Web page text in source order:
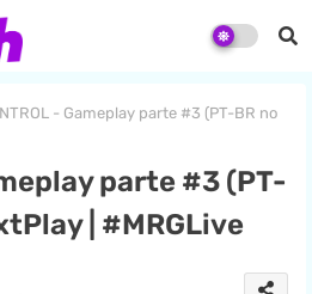
- Gameplay parte #3 (PT-BR no
parte #3 (PT-
| #MRGLive